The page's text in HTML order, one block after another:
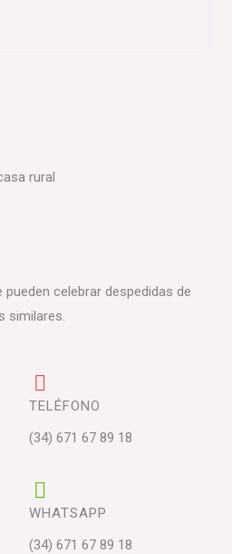
rural
celebrar despedidas de
similares.
TELÉFONO
(34) 671 67 89 18
WHATSAPP
(34) 671 67 89 18